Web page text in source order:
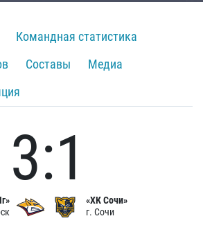
Командная статистика
Составы
Медиа
3:1
«ХК Сочи»
г. Сочи